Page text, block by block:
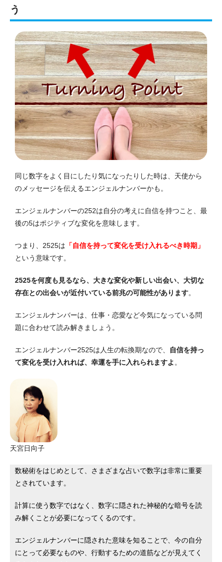
う
同じ数字をよく目にしたり気になったりした時は、天使から
のメッセージを伝えるエンジェルナンバーかも。
エンジェルナンバーの252は自分の考えに自信を持つこと、最
後の5はポジティブな変化を意味します。
つまり、2525は 「自信を持って変化を受け入れるべき時期」
という意味です。
2525を何度も見るなら、大きな変化や新しい出会い、大切な
存在との出会いが近付いている前兆の可能性があります。
エンジェルナンバーは、仕事・恋愛など今気になっている問
題に合わせて読み解きましょう。
エンジェルナンバー2525は人生の転換期なので、
自信を持っ
て変化を受け入れれば、幸運を手に入れられますよ 。
天宮日向子
数秘術をはじめとして、さまざまな占いで数字は非常に重要
とされています。
計算に使う数字ではなく、数字に隠された神秘的な暗号を読
み解くことが必要になってくるのです。
エンジェルナンバーに隠された意味を知ることで、今の自分
にとって必要なものや、行動するための道筋などが見えてく